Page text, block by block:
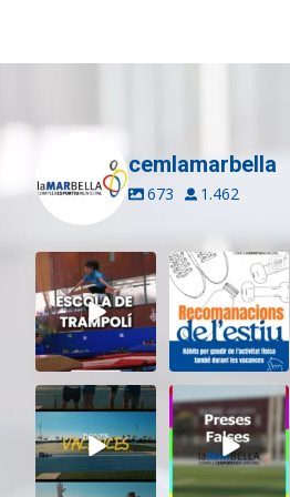
cemlamarbella
673 1.462
Inscriu-te a
l’Escola de
Trampolí del
CEM...
12 0
Aquest estiu,
continua movent-
te i cuidant-te! ...
5 0
Tanquem una
nova temporada
al CEM La Mar
Bella....
27 1
Darrere de cada
vídeo... també hi
ha moments...
26 2